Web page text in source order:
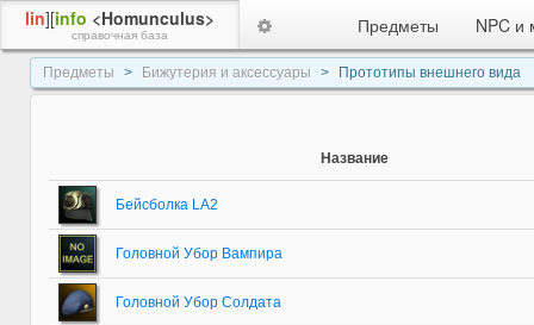
lin][info <Homunculus>
справочная база Предметы NPC и
Предметы Бижутерия и аксессуары Прототипы внешнего вида
Название
Бейсболка LA2
Головной Убор Вампира
Головной Убор Солдата